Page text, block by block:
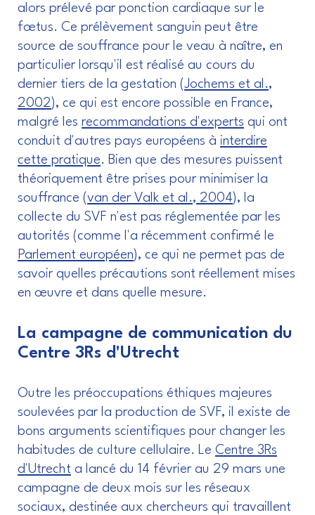
alors prélevé par ponction cardiaque sur le
fœtus. Ce prélèvement sanguin peut être
source de souffrance pour le veau à naître, en
particulier lorsqu'il est réalisé au cours du
dernier tiers de la gestation (Jochems et al.,
2002), ce qui est encore possible en France,
malgré les recommandations d'experts qui ont
conduit d'autres pays européens à interdire
cette pratique. Bien que des mesures puissent
théoriquement être prises pour minimiser la
souffrance (van der Valk et al., 2004), la
collecte du SVF n'est pas réglementée par les
autorités (comme l'a récemment confirmé le
Parlement européen), ce qui ne permet pas de
savoir quelles précautions sont réellement mises
en œuvre et dans quelle mesure.
La campagne de communication du
Centre 3Rs d'Utrecht
Outre les préoccupations éthiques majeures
soulevées par la production de SVF, il existe de
bons arguments scientifiques pour changer les
habitudes de culture cellulaire. Le Centre 3Rs
d'Utrecht a lancé du 14 février au 29 mars une
campagne de deux mois sur les réseaux
sociaux, destinée aux chercheurs qui travaillent